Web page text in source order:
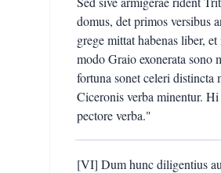
domus, det primos versibus
grege mittat habenas liber,
modo Graio exonerata sono
fortuna sonet celeri distincta
Ciceronis verba minentur.
pectore verba."
[VI] Dum hunc diligentius